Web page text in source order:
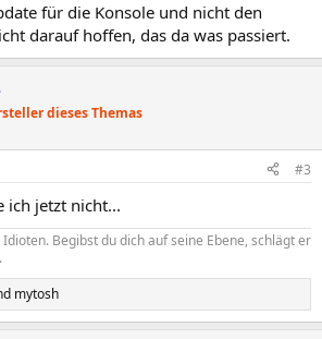
für die Konsole und nicht den
darauf hoffen, das da was passiert.
dieses Themas
#3
ich jetzt nicht...
Begibst du dich auf seine Ebene, schlägt er
mytosh